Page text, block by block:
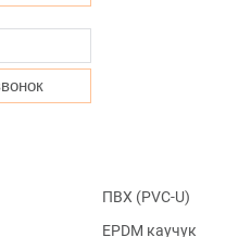
ПВХ (PVC-U)
EPDM каучук